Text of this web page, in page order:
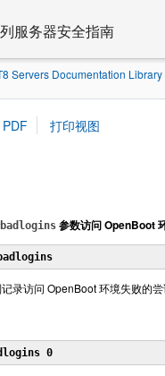
服务器安全指南
Servers Documentation Library
参数访问 OpenBoot
录访问 OpenBoot 环境失败的
0